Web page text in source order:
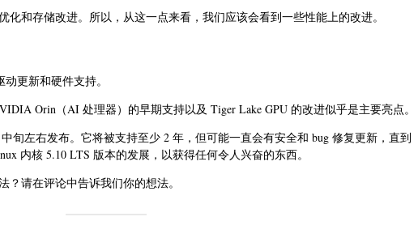
化和存储改进。所以，从这一点来看，我们应该会看到一些性能上的改进。
更新和硬件支持。
Orin（AI 处理器）的早期支持以及 Tiger Lake GPU 的改进似乎是主要亮点。
旬左右发布。它将被支持至少 2 年，但可能一直会有安全和 bug 修复更新，直到
内核 5.10 LTS 版本的发展，以获得任何令人兴奋的东西。
请在评论中告诉我们你的想法。